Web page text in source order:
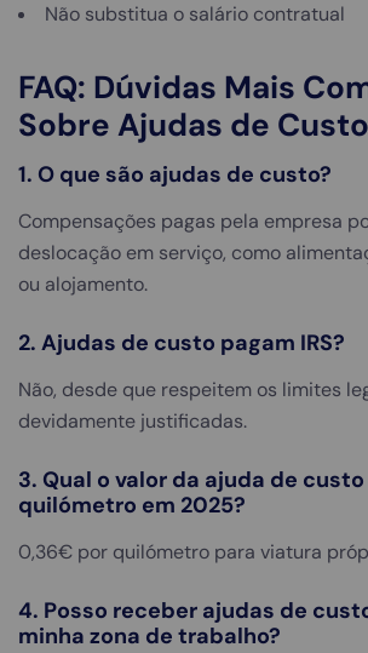
Não substitua o salário contratual
FAQ: Dúvidas Mais
Sobre Ajudas de Custo
1. O que são ajudas de custo?
Compensações pagas pela empresa
deslocação em serviço, como
ou alojamento.
2. Ajudas de custo pagam IRS?
Não, desde que respeitem os limites
devidamente justificadas.
3. Qual o valor da ajuda de
quilómetro em 2025?
0,36€ por quilómetro para viatura
4. Posso receber ajudas de
minha zona de trabalho?